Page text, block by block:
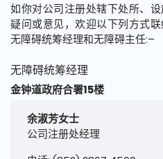
如你对公司注册处辖下处所、
疑问或意见，欢迎以下列方式
无障碍统筹经理和无障碍主任:–
无障碍统筹经理
金钟道政府合署15楼
余淑芳女士
公司注册处经理